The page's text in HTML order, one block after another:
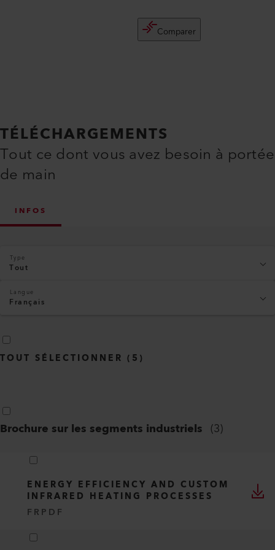
Comparer
TÉLÉCHARGEMENTS
Tout ce dont vous avez besoin à portée
de main
INFOS
Type
Tout
Langue
Français
TOUT SÉLECTIONNER ( 5 )
Brochure sur les segments industriels (3)
ENERGY EFFICIENCY AND CUSTOM
INFRARED HEATING PROCESSES
FR PDF